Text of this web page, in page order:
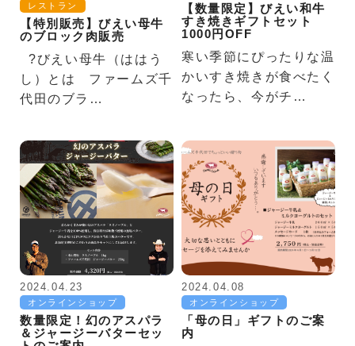
レストラン
【特別販売】びえい母牛
のブロック肉販売
?びえい母牛（ははう
し）とは ファームズ千
代田のブラ…
【数量限定】びえい和牛
すき焼きギフトセット
1000円OFF
寒い季節にぴったりな温
かいすき焼きが食べたく
なったら、今がチ…
2024.04.23
オンラインショップ
数量限定！幻のアスパラ
＆ジャージーバターセッ
2024.04.08
オンラインショップ
「母の日」ギフトのご案
内